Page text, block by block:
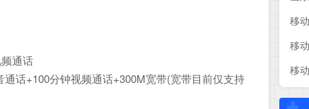
通话
话+100分钟视频通话+300M宽带(宽带目前仅支持